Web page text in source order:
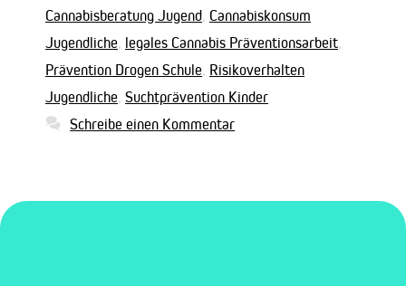
Cannabisberatung Jugend Cannabiskonsum
Jugendliche legales Cannabis Präventionsarbeit
Prävention Drogen Schule Risikoverhalten
Jugendliche Suchtprävention Kinder
Schreibe einen Kommentar